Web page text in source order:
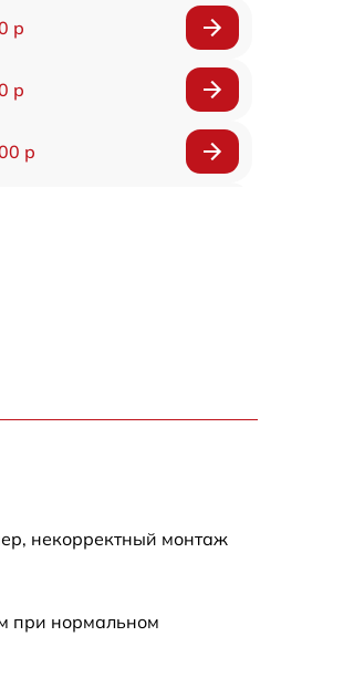
р
р
р
некорректный монтаж
при нормальном